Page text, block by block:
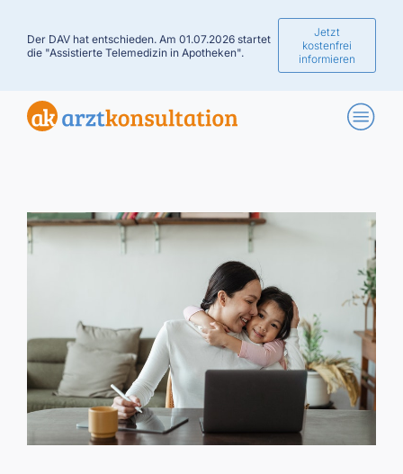
Der DAV hat entschieden. Am 01.07.2026 startet
die "Assistierte Telemedizin in Apotheken".
Jetzt
kostenfrei
informieren